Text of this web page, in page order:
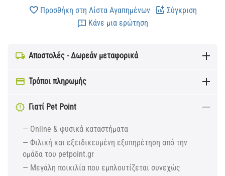
Προσθήκη στη Λίστα Αγαπημένων
Σύγκριση
Κάνε μια ερώτηση
Αποστολές - Δωρεάν μεταφορικά
Τρόποι πληρωμής
Γιατί Pet Point
— Online & φυσικά καταστήματα
— Φιλική και εξειδικευμένη εξυπηρέτηση από την
ομάδα του petpoint.gr
— Μεγάλη ποικιλία που εμπλουτίζεται συνεχώς